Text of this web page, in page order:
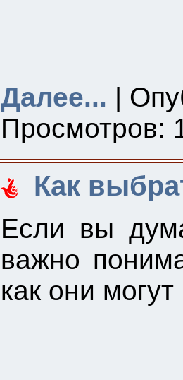
Далее... |
Просмотров:
Как
Если вы
важно
как они